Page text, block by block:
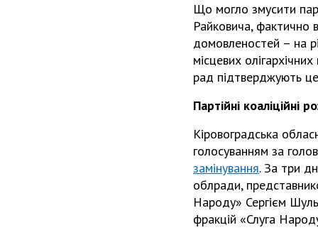
Що могло змусити
Райковича, фактично
домовленостей – на
місцевих
рад підтверджують
Партійні коаліційні
Кіровоградська
голосуванням за
замінування. За три
облради,
Народу» Сергієм
фракцій «Слуга